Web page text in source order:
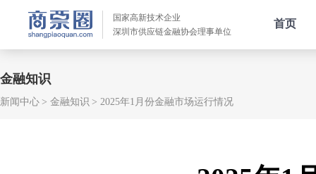
国家高新技术企业
深圳市供应链金融协会理事单位
首页
金融知识
新闻中心 金融知识 2025年1月份金融市场运行情况